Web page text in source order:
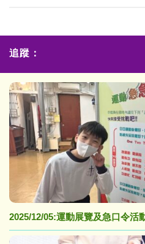
追蹤：
2025/12/05:運動展覽及急口令活